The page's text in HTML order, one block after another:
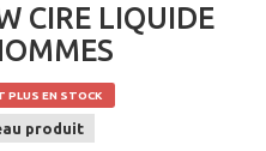
CIRE LIQUIDE
PLUS EN STOCK
produit